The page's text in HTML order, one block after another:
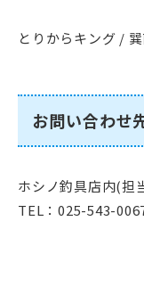
とりからキング /
お問い合わせ
ホシノ釣具店内(担
TEL：025-543-